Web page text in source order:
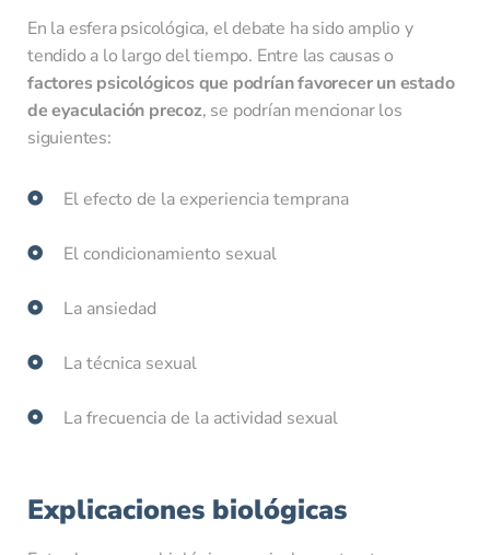
En la esfera psicológica, el debate ha sido amplio y
tendido a lo largo del tiempo. Entre las causas o
factores psicológicos que podrían favorecer un estado
de eyaculación precoz, se podrían mencionar los
siguientes:
El efecto de la experiencia temprana
El condicionamiento sexual
La ansiedad
La técnica sexual
La frecuencia de la actividad sexual
Explicaciones biológicas
¿Cuál es el motivo de su consulta?*
¿Quieres adjuntar un archivo? Analíticas, pruebas.
El límite de tamaño de los archivos es de 20 MB.
Nombre*
Teléfono móvil*